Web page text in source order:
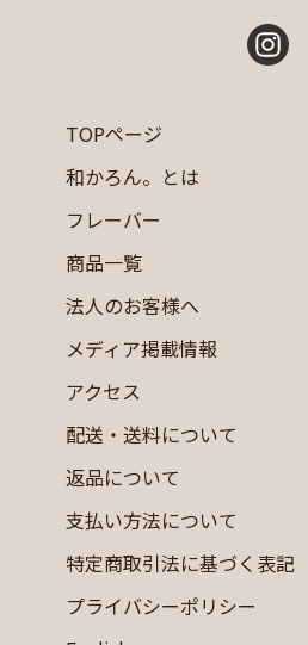
TOPページ
和かろん。とは
フレーバー
商品一覧
法人のお客様へ
メディア掲載情報
アクセス
配送・送料について
返品について
支払い方法について
特定商取引法に基づく表記
プライバシーポリシー